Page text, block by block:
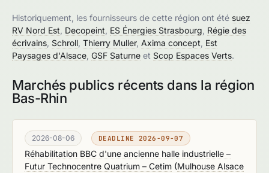
Historiquement, les fournisseurs de cette région ont été suez
RV Nord Est Decopeint ES Énergies Strasbourg Régie des
écrivains Schroll Thierry Muller, Axima concept Est
Paysages d'Alsace GSF Saturne et Scop Espaces Verts.
Marchés publics récents dans la région
Bas-Rhin
2026-08-06 DEADLINE 2026-09-07
Réhabilitation BBC d'une ancienne halle industrielle –
Futur Technocentre Quatrium – Cetim (Mulhouse Alsace